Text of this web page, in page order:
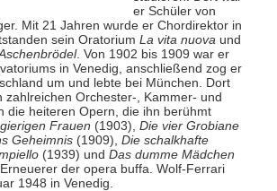
er Schüler von
Mit 21 Jahren wurde er Chordirektor in
sein Oratorium La vita nuova und
. Von 1902 bis 1909 war er
in Venedig, anschließend zog er
um und lebte bei München. Dort
zahlreichen Orchester-, Kammer- und
die heiteren Opern, die ihn berühmt
Frauen (1903), Die vier Grobiane
Geheimnis(1909), Die schalkhafte
(1939) und Das dumme Mädchen
der opera buffa. Wolf-Ferrari
1948 in Venedig.